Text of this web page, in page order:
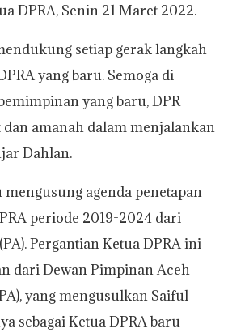
DPRA, Senin 21 Maret 2022.
setiap gerak langkah
yang baru. Semoga di
yang baru, DPR
amanah dalam menjalankan
Dahlan.
agenda penetapan
periode 2019-2024 dari
Pergantian Ketua DPRA ini
dari Dewan Pimpinan Aceh
yang mengusulkan Saiful
sebagai Ketua DPRA baru